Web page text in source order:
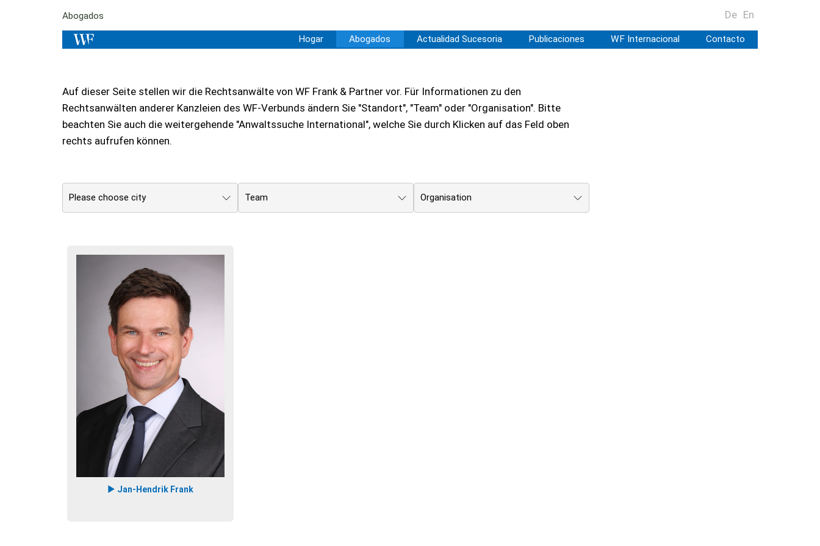
Abogados De En
Hogar Abogados Actualidad Sucesoria Publicaciones WF Internacional Contacto
Auf dieser Seite stellen wir die Rechtsanwälte von WF Frank & Partner vor. Für Informationen zu den
Rechtsanwälten anderer Kanzleien des WF-Verbunds ändern Sie "Standort", "Team" oder "Organisation". Bitte
beachten Sie auch die weitergehende "Anwaltssuche International", welche Sie durch Klicken auf das Feld oben
rechts aufrufen können.
Please choose city Team Organisation
Jan-Hendrik Frank